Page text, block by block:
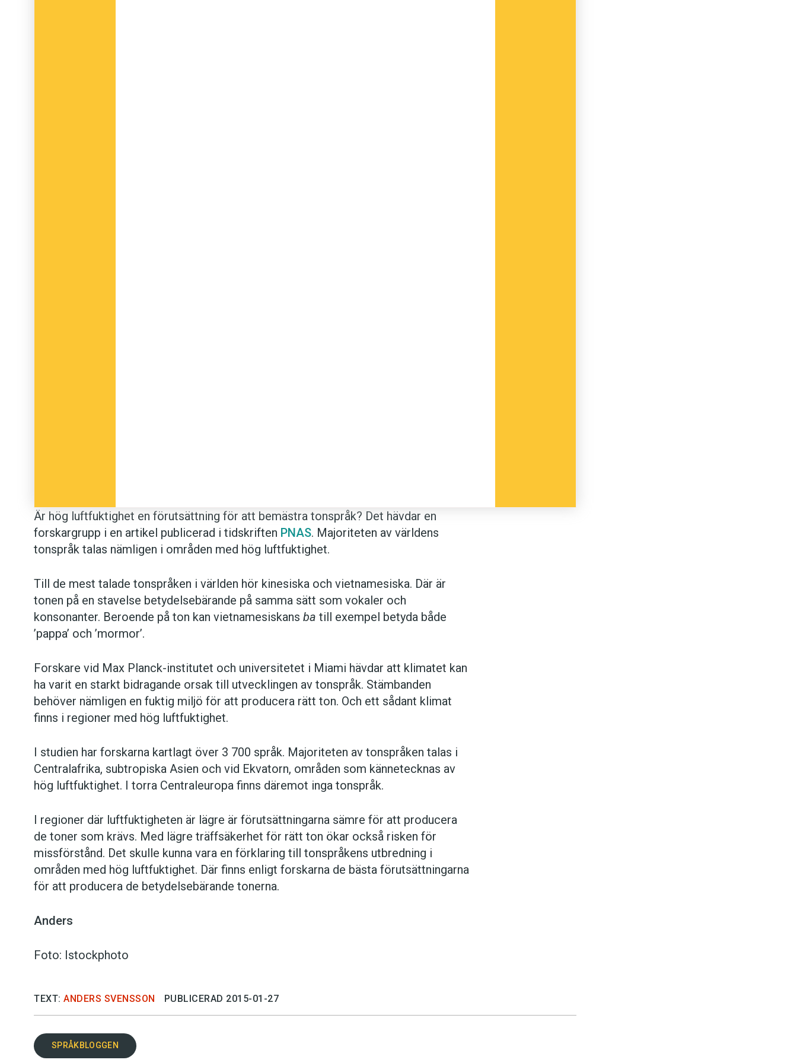
Är hög luftfuktighet en förutsättning för att bemästra tonspråk? Det hävdar en
forskargrupp i en artikel publicerad i tidskriften PNAS. Majoriteten av världens
tonspråk talas nämligen i områden med hög luftfuktighet.
Till de mest talade tonspråken i världen hör kinesiska och vietnamesiska. Där är
tonen på en stavelse betydelsebärande på samma sätt som vokaler och
konsonanter. Beroende på ton kan vietnamesiskans ba till exempel betyda både
’pappa’ och ’mormor’.
Forskare vid Max Planck-institutet och universitetet i Miami hävdar att klimatet kan
ha varit en starkt bidragande orsak till utvecklingen av tonspråk. Stämbanden
behöver nämligen en fuktig miljö för att producera rätt ton. Och ett sådant klimat
finns i regioner med hög luftfuktighet.
I studien har forskarna kartlagt över 3 700 språk. Majoriteten av tonspråken talas i
Centralafrika, subtropiska Asien och vid Ekvatorn, områden som kännetecknas av
hög luftfuktighet. I torra Centraleuropa finns däremot inga tonspråk.
I regioner där luftfuktigheten är lägre är förutsättningarna sämre för att producera
de toner som krävs. Med lägre träffsäkerhet för rätt ton ökar också risken för
missförstånd. Det skulle kunna vara en förklaring till tonspråkens utbredning i
områden med hög luftfuktighet. Där finns enligt forskarna de bästa förutsättningarna
för att producera de betydelsebärande tonerna.
Anders
Foto: Istockphoto
TEXT: ANDERS SVENSSON PUBLICERAD 2015-01-27
SPRÅKBLOGGEN